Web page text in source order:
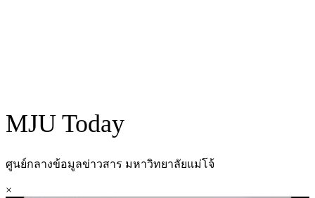
MJU Today
ศูนย์กลางข้อมูลข่าวสาร มหาวิทยาลัยแม่โจ้
×